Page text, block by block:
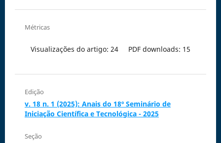
Métricas
Visualizações do artigo: 24 PDF downloads: 15
Edição
v. 18 n. 1 (2025): Anais do 18º Seminário de
Iniciação Científica e Tecnológica - 2025
Seção